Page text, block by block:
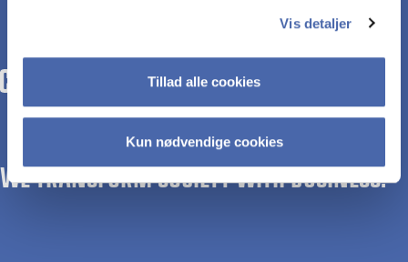
Vis detaljer
Tillad alle cookies
Kun nødvendige cookies
WE TRANSFORM SOCIETY WITH BUSINESS.